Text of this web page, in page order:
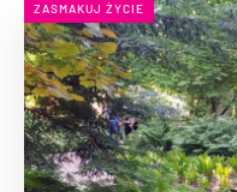
ZASMAKUJ ŻYCIE